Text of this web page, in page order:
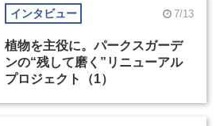
インタビュー 7/13
植物を主役に。パークスガーデ
ンの“残して磨く”リニューアル
プロジェクト（1）